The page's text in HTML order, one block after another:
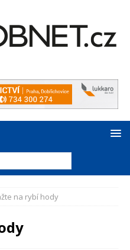
na rybí hody